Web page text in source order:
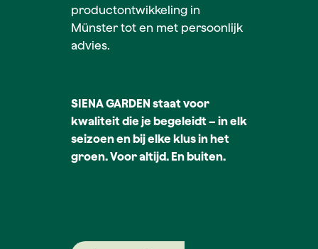
productontwikkeling in
Münster tot en met persoonlijk
advies.
SIENA GARDEN staat voor
kwaliteit die je begeleidt – in elk
seizoen en bij elke klus in het
groen. Voor altijd. En buiten.